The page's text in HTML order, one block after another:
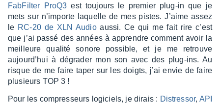
FabFil­ter ProQ3 est toujours le premier plug-in que je
mets sur n’im­porte laquelle de mes pistes. J’aime assez
le RC-20 de XLN Audioaussi. Ce qui me fait rire c’est
que j’ai passé des années à apprendre comment avoir la
meilleure qualité sonore possible, et je me retrouve
aujour­d’hui à dégra­der mon son avec des plug-ins. Au
risque de me faire taper sur les doigts, j’ai envie de faire
plusieurs TOP 3 !
Pour les compres­seurs logi­ciels, je dirais : Distres­sor, API